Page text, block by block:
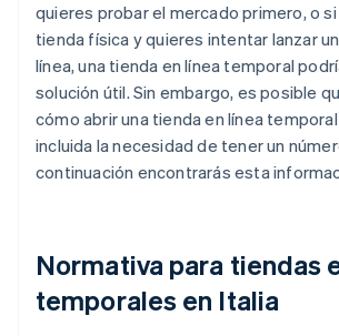
quieres probar el mercado primero, o
tienda física y quieres intentar lanzar
línea, una tienda en línea temporal
solución útil. Sin embargo, es posible
cómo abrir una tienda en línea temporal
incluida la necesidad de tener un
continuación encontrarás esta
Normativa para tiendas
temporales en Italia